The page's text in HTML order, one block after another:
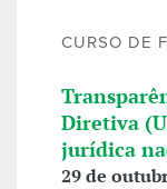
CURSO DE
Diretiva
jurídica
29 de